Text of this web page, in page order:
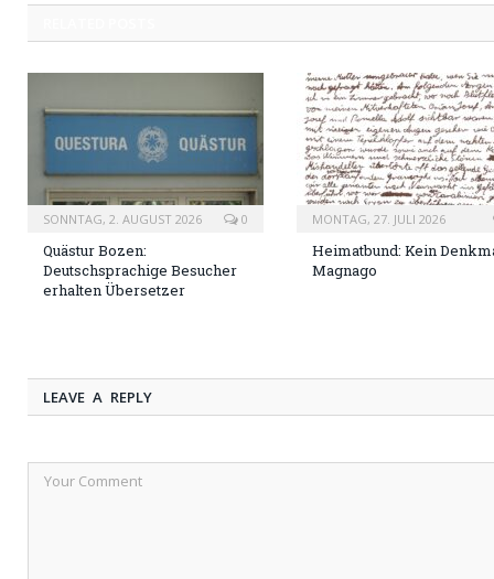
SONNTAG, 2. AUGUST 2026 0
Quästur Bozen:
Deutschsprachige Besucher
erhalten Übersetzer
MONTAG, 27. JULI 2026
Heimatbund: Kein
Magnago
LEAVE A REPLY